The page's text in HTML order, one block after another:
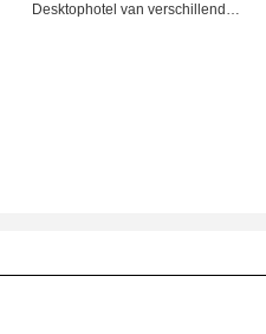
Desktophotel van verschillende